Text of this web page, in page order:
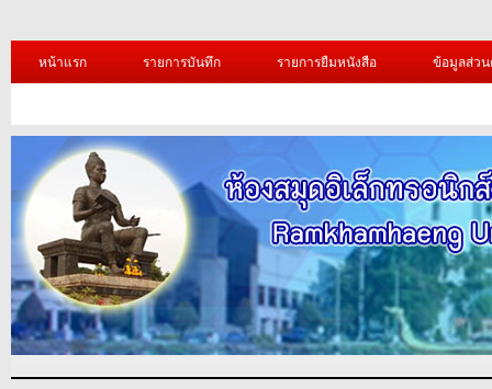
หน้าแรก รายการบันทึก รายการยืมหนังสือ ข้อมูลส่ว